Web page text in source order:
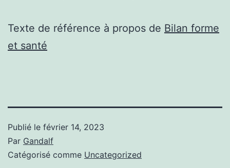
Texte de référence à propos de Bilan forme
et santé
Publié le février 14, 2023
Par Gandalf
Catégorisé comme Uncategorized